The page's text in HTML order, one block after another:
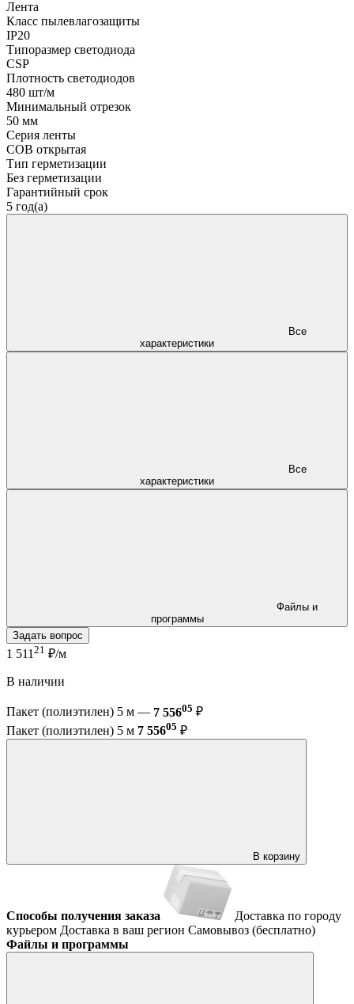
Лента
Класс пылевлагозащиты
IP20
Типоразмер светодиода
CSP
Плотность светодиодов
480 шт/м
Минимальный отрезок
50 мм
Серия ленты
COB открытая
Тип герметизации
Без герметизации
Гарантийный срок
5 год(а)
характеристики
характеристики
программы
Задать вопрос
1 511 21 ₽/м
В наличии
Пакет (полиэтилен) 5 м — 7 55605 ₽
Пакет (полиэтилен) 5 м 7 55605 ₽
В корзину
Способы получения заказа
Доставка по городу
курьером Доставка в ваш регион Самовывоз (бесплатно)
Файлы и программы